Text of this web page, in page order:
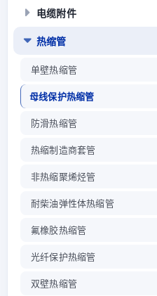
电缆附件
热缩管
单壁热缩管
母线保护热缩管
防滑热缩管
热缩制造商套管
非热缩聚烯烃管
耐柴油弹性体热缩管
氟橡胶热缩管
光纤保护热缩管
双壁热缩管